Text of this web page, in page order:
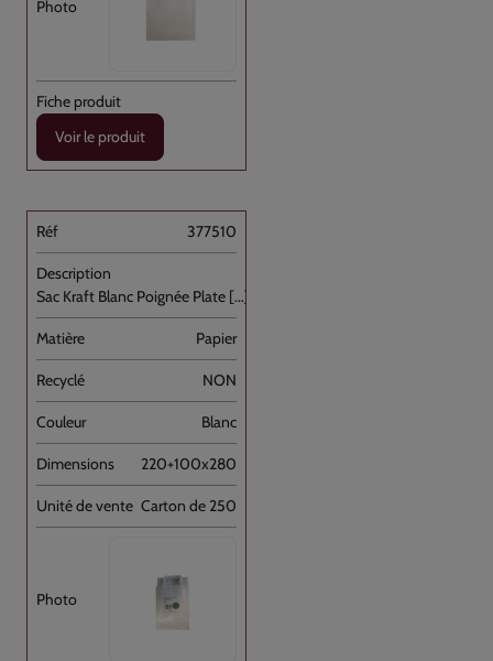
Voir le produit
377510
Sac Kraft Blanc Poignée Plate [...]
Papier
NON
Blanc
220+100x280
Carton de 250